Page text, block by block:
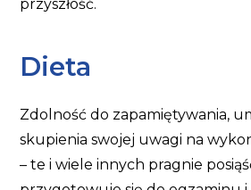
przyszłość.
Dieta
Zdolność do zapamiętywania,
skupienia swojej uwagi na
– te i wiele innych pragnie